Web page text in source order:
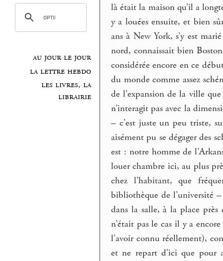
au jour le jour
la lettre hebdo
les livres, la
librairie
là était la maison qu’il a
y a louées ensuite, et bien
ans à New York, s’y est
nord, connaissait bien
considérée encore en ce
du monde comme assez
de l’expansion de la ville
n’interagit pas avec la
– c’est juste un peu triste,
aisément pu se dégager des
est : notre homme de
louer chambre ici, au plus
chez l’habitant, que
bibliothèque de l’université
dans la salle, à la place
n’était pas le cas il y a
l’avoir connu réellement),
et ne repart d’ici que pour